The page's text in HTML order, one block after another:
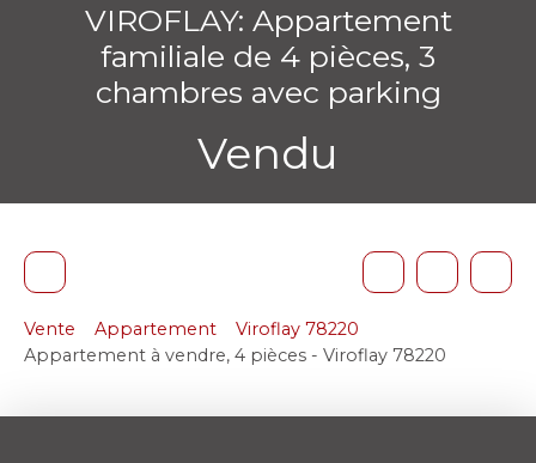
VIROFLAY: Appartement
familiale de 4 pièces, 3
chambres avec parking
Vendu
Vente Appartement
Viroflay 78220
Appartement à vendre, 4 pièces - Viroflay 78220